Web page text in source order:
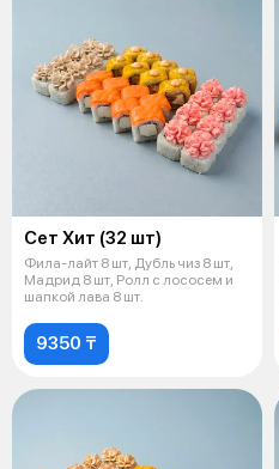
Сет Хит (32 шт)
Фила-лайт 8 шт, Дубль чиз 8 шт,
Мадрид 8 шт, Ролл с лососем и
шапкой лава 8 шт.
9350 ₸